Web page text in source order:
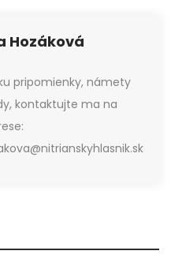
Hozáková
pripomienky, námety
kontaktujte ma na